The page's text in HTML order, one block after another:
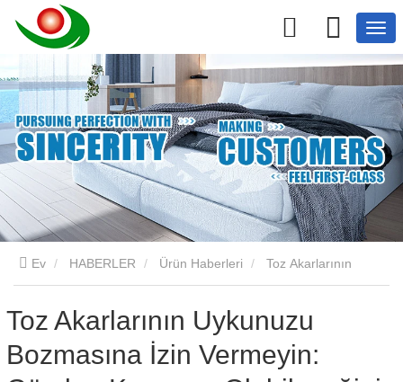
Ev HABERLER Ürün Haberleri
Olabileceğiniz Basit Bir Çözüm
Toz Akarlarının Uykunuzu
Bozmasına İzin Vermeyin: